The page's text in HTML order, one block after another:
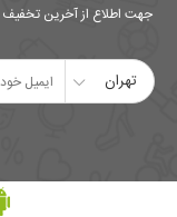
جهت اطلاع از آخرین تخفیف
تهران